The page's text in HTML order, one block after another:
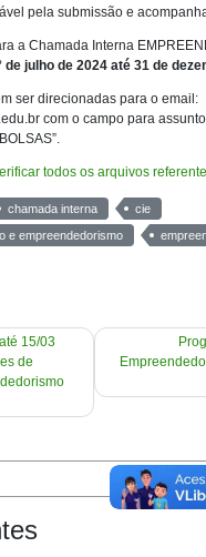
pela submissão e
a Chamada Interna
de julho de 2024 até 31 de
ser direcionadas para o email:
com o campo para
todos os arquivos
chamada interna
cie
e empreendedorismo
15/03
de